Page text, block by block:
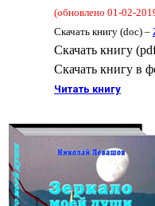
(обновлено 01-02-
Скачать книгу (doc) –
Скачать книгу
Скачать книгу в
Читать книгу